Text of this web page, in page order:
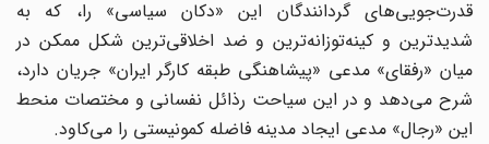
قدرت‌جویی‌های گردانندگان این «دکان سیاسی» را، که به
شدیدترین و کینه‌توزانه‌‌ترین و ضد اخلاقی‌ترین شکل ممکن در
میان «رفقای» مدعی «پیشاهنگی طبقه کارگر ایران» جریان دارد،
شرح می‌دهد و در این سیاحت رذائل نفسانی و مختصات منحط
این «رجال» مدعی ایجاد مدینه فاضله کمونیستی را می‌کاود.